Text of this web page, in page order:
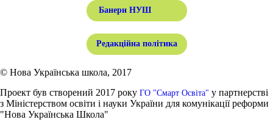
Банери НУШ
Редакційна політика
© Нова Українська школа, 2017
Проект був створений 2017 року ГО "Смарт Освіта" у партнерстві
з Міністерством освіти і науки України для комунікації реформи
"Нова Українська Школа"